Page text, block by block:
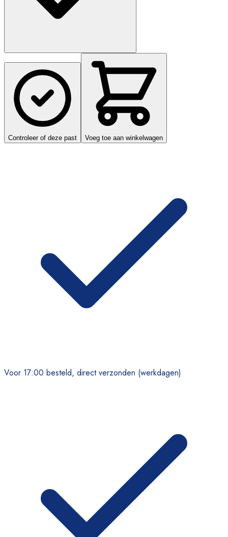
Controleer of deze past Voeg toe aan winkelwagen
Voor 17:00 besteld, direct verzonden (werkdagen)